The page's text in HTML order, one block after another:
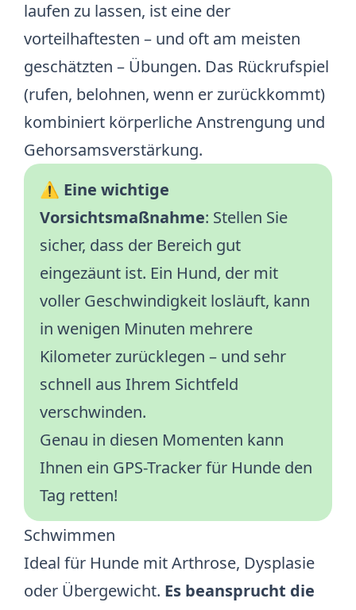
laufen zu lassen, ist eine der
vorteilhaftesten – und oft am meisten
geschätzten – Übungen. Das Rückrufspiel
(rufen, belohnen, wenn er zurückkommt)
kombiniert körperliche Anstrengung und
Gehorsamsverstärkung.
⚠️ Eine wichtige
Vorsichtsmaßnahme: Stellen Sie
sicher, dass der Bereich gut
eingezäunt ist. Ein Hund, der mit
voller Geschwindigkeit losläuft, kann
in wenigen Minuten mehrere
Kilometer zurücklegen – und sehr
schnell aus Ihrem Sichtfeld
verschwinden.
Genau in diesen Momenten kann
Ihnen ein GPS-Tracker für Hunde den
Tag retten!
Schwimmen
Ideal für Hunde mit Arthrose, Dysplasie
oder Übergewicht. Es beansprucht die